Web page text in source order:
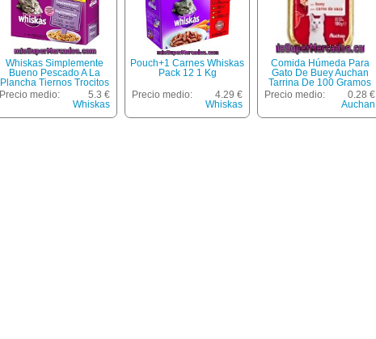
Whiskas Simplemente
Bueno Pescado A La
Plancha Tiernos Trocitos
En Gelatina Para Gatos
Pack 12 Unidades 85 G
Precio medio:
5.3 €
Whiskas
Pouch+1 Carnes Whiskas
Pack 12 1 Kg
Precio medio:
4.29 €
Whiskas
Comida Húmeda Para
Gato De Buey Auchan
Tarrina De 100 Gramos
Precio medio:
0.28 €
Auchan